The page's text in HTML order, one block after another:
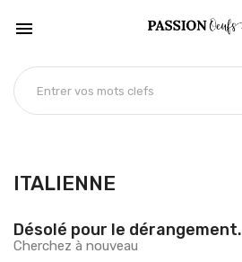

ITALIENNE
Désolé pour le dérangement.
Cherchez à nouveau